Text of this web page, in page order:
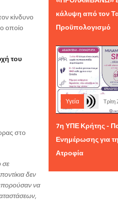
κίνδυνο
οποίο
του
στο
σε
δεν
να
κάλυψη από τον
Προϋπολογισμό
Υγεία Τρίτη
7η ΥΠΕ Κρήτης -
Ενημέρωσης για
Ατροφία